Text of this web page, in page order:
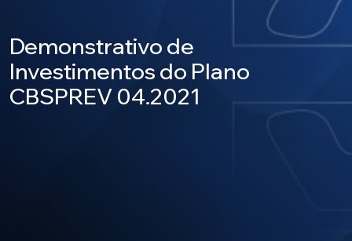
Planos
Investimentos
Demonstrativo de
Investimentos do Plano
CBSPREV 04.2021